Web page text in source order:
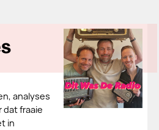
analyses
dat fraaie
in